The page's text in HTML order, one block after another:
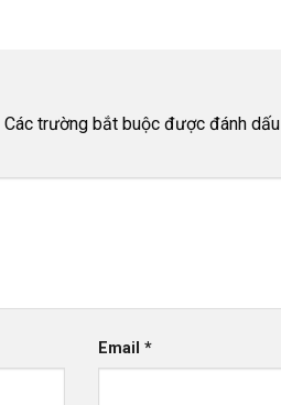
Các trường bắt buộc được đánh dấu
Email *